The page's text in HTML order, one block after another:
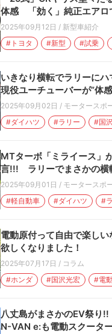
体感 「効く」純正エアロ
2025年09月12日 / 新型車紹介
#トヨタ
#新型 #試乗
いきなり横転でラリーに
現役ユーチューバーが”体
2025年09月02日 / モータースポ
#ダイハツ
#ラリー #国
MTターボ「ミライース」
言!!! ラリーでまさかの横
2025年09月01日 / モータースポ
#軽自動車
#ダイハツ #
電動原付って自由で楽し
欲しくなりました！
2025年07月17日 / コラム
#ホンダ
#国沢光宏 #電
八丈島がまさかのEV祭り
N-VAN e:も電動スクータ